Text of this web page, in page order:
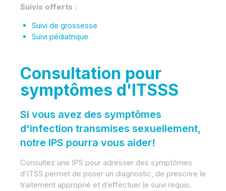
Suivis offerts :
Suivi de grossesse
Suivi pédiatrique
Consultation pour
symptômes d'ITSSS
Si vous avez des symptômes
d'infection transmises sexuellement,
notre IPS pourra vous aider!
Consultez une IPS pour adresser des symptômes
d’ITSS permet de poser un diagnostic, de prescrire le
traitement approprié et d’effectuer le suivi requis.